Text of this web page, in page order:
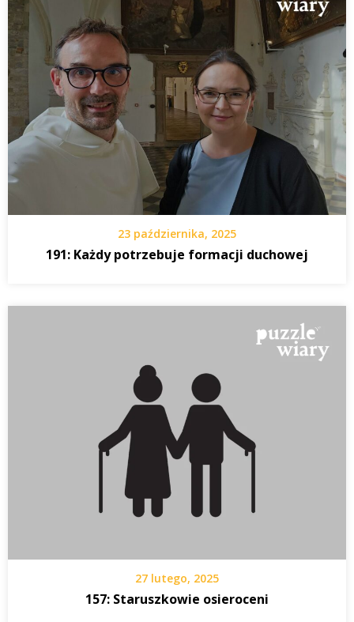
23 października, 2025
191: Każdy potrzebuje formacji duchowej
27 lutego, 2025
157: Staruszkowie osieroceni